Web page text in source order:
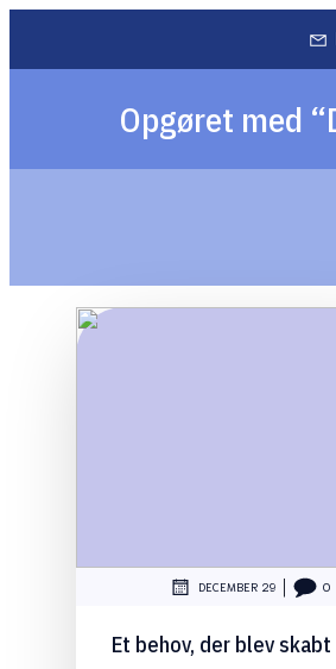
Opgøret med
DECEMBER 29 | 0
Et behov, der blev skabt